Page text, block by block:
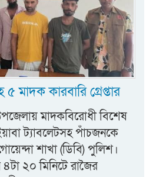
মাদক কারবারি গ্রেপ্তার
মাদকবিরোধী বিশেষ
ট্যাবলেটসহ পাঁচজনকে
শাখা (ডিবি) পুলিশ।
২০ মিনিটে রাজৈর